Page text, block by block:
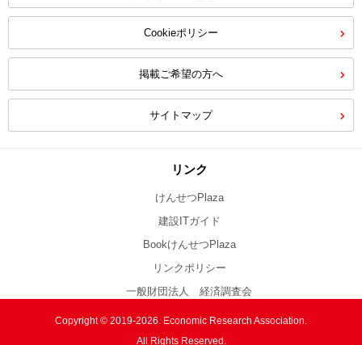
Cookieポリシー
掲載ご希望の方へ
サイトマップ
リンク
けんせつPlaza
建設ITガイド
BookけんせつPlaza
リンクポリシー
一般財団法人 経済調査会
Copyright © 2019-2026. Economic Research Association.
All Rights Reserved.